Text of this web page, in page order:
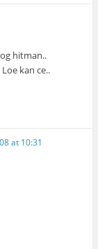
hitman..
kan ce..
at 10:31